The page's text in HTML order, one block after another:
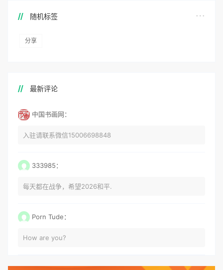
随机标签
分享
最新评论
中国书画网：
入驻请联系微信15006698848
333985：
每天都在战争，希望2026和平.
Porn Tude：
How are you?